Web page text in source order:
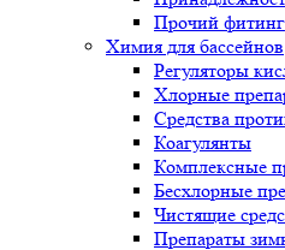
Прочий фитинг
Химия для бассейнов
Регуляторы
Хлорные
Средства
Коагулянты
Комплексные
Бесхлорные
Чистящие
Препараты